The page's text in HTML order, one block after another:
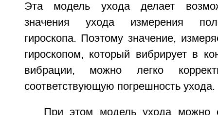
Эта модель ухода делает
значения ухода измерения
гироскопа. Поэтому значение,
гироскопом, который вибрирует в
вибрации, можно легко
соответствующую погрешность ухода.
При этом модель ухода можно